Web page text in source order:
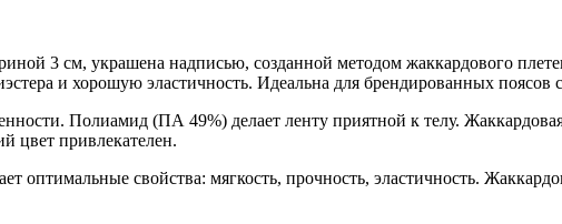
3 см, украшена надписью, созданной методом жаккардового
и хорошую эластичность. Идеальна для брендированных
Полиамид (ПА 49%) делает ленту приятной к телу.
цвет привлекателен.
оптимальные свойства: мягкость, прочность, эластичность.